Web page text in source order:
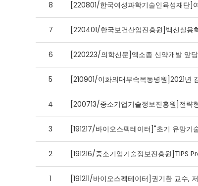
8 [220801/한국여성과학기술인육성재단]
7 [220401/한국보건산업진흥원]백신실용
6 [220223/의학신문]엑소좀 신약개발 앞
5 [210901/이화의대부속목동병원]2021년
4 [200713/중소기업기술정보진흥원]전략
3 [191217/바이오스펙테이터]"초기 유망
2 [191216/중소기업기술정보진흥원]TIPS
1 [191211/바이오스펙테이터]권기환 교수,